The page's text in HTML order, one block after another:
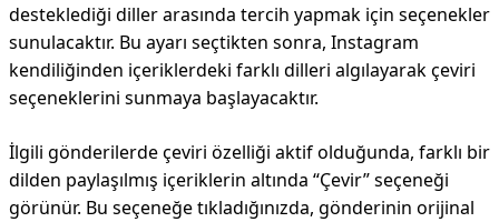
desteklediği diller arasında tercih yapmak için seçenekler
sunulacaktır. Bu ayarı seçtikten sonra, Instagram
kendiliğinden içeriklerdeki farklı dilleri algılayarak çeviri
seçeneklerini sunmaya başlayacaktır.
İlgili gönderilerde çeviri özelliği aktif olduğunda, farklı bir
dilden paylaşılmış içeriklerin altında “Çevir” seçeneği
görünür. Bu seçeneğe tıkladığınızda, gönderinin orijinal